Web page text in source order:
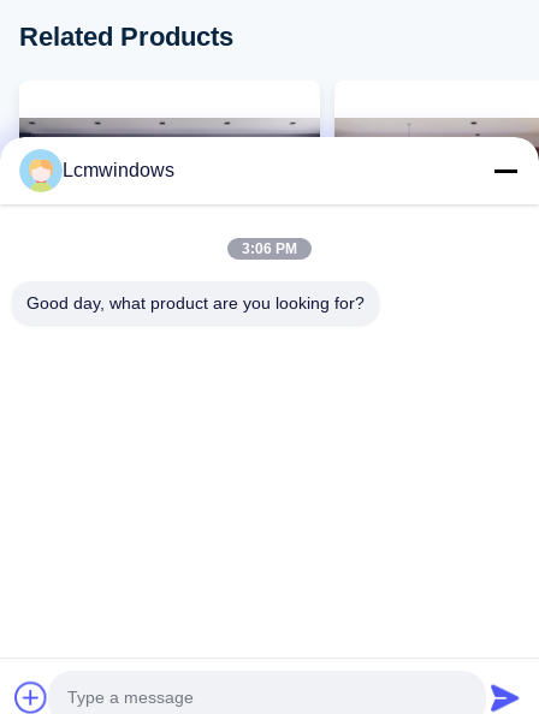
Related Products
© 2026 HongKong LCM Construction Co., Limited. All Rights Reserved.
Lcmwindows
3:06 PM
Good day, what product are you looking for?